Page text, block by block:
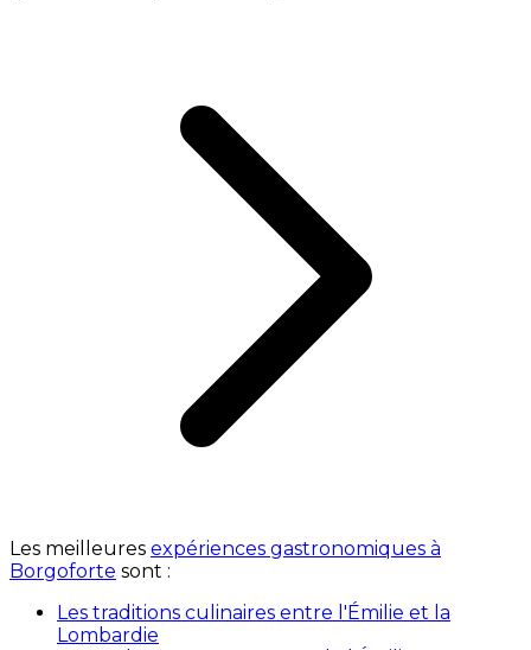
Les meilleures expériences gastronomiques à
Borgoforte sont :
Les traditions culinaires entre l'Émilie et la
Lombardie